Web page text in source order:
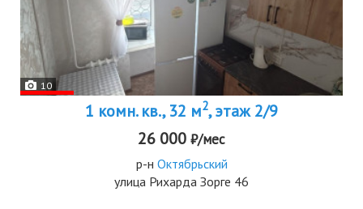
10
1 комн. кв., 32 м2, этаж 2/9
26 000 ₽/мес
р-н Октябрьский
улица Рихарда Зорге 46